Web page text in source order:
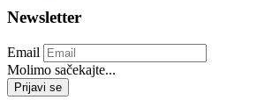
Newsletter
Email
Molimo sačekajte...
Prijavi se